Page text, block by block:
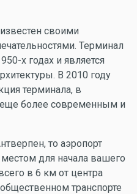
своими
Терминал
х годах и является
В 2010 году
терминала, в
еще более современным и
то аэропорт
для начала вашего
в 6 км от центра
транспорте